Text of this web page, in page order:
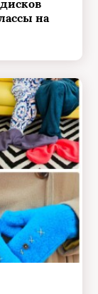
на